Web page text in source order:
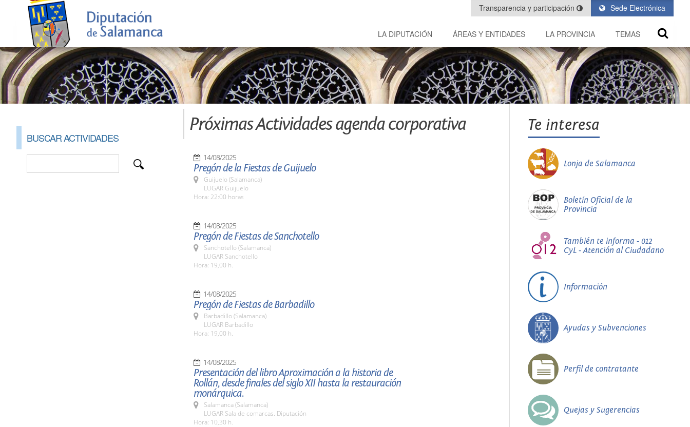
Sede Electrónica
Transparencia y participación
LA DIPUTACIÓN ÁREAS Y ENTIDADES LA PROVINCIA TEMAS
BUSCAR ACTIVIDADES
Próximas Actividades agenda corporativa
14/08/2025
Pregón de la Fiestas de Guijuelo
Guijuelo (Salamanca)
LUGAR Guijuelo
Hora: 22:00 horas
14/08/2025
Pregón de Fiestas de Sanchotello
Sanchotello (Salamanca)
LUGAR Sanchotello
Hora: 19,00 h.
14/08/2025
Pregón de Fiestas de Barbadillo
Barbadillo (Salamanca)
LUGAR Barbadillo
Hora: 19,00 h.
14/08/2025
Presentación del libro Aproximación a la historia de
Rollán, desde finales del siglo XII hasta la restauración
monárquica.
Salamanca (Salamanca)
LUGAR Sala de comarcas. Diputación
Hora: 10,30 h.
Te interesa
Lonja de Salamanca
Boletín Oficial de la
Provincia
También te informa - 012
CyL - Atención al Ciudadano
Información
Ayudas y Subvenciones
Perfil de contratante
Quejas y Sugerencias